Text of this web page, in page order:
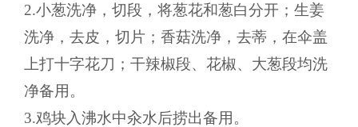
2.小葱洗净，切段，将葱花和葱白分开；生姜
洗净，去皮，切片；香菇洗净，去蒂，在伞盖
上打十字花刀；干辣椒段、花椒、大葱段均洗
净备用。
3.鸡块入沸水中汆水后捞出备用。